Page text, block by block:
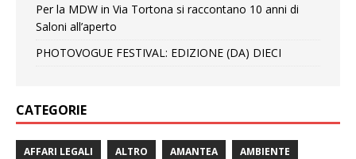
Per la MDW in Via Tortona si raccontano 10 anni di
Saloni all’aperto
PHOTOVOGUE FESTIVAL: EDIZIONE (DA) DIECI
CATEGORIE
AFFARI LEGALI ALTRO AMANTEA AMBIENTE